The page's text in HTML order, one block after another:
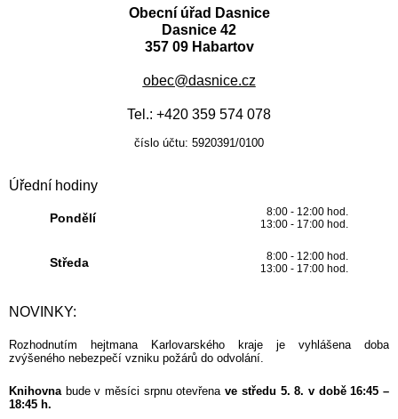
Obecní úřad Dasnice
Dasnice 42
357 09 Habartov
obec@dasnice.cz
Tel.: +420 359 574 078
číslo účtu: 5920391/0100
Úřední hodiny
Pondělí
8:00 - 12:00 hod.
13:00 - 17:00 hod.
Středa
8:00 - 12:00 hod.
13:00 - 17:00 hod.
NOVINKY:
Rozhodnutím hejtmana Karlovarského kraje je vyhlášena doba
zvýšeného nebezpečí vzniku požárů do odvolání.
Knihovnabude v měsíci srpnu otevřenave středu 5. 8. v době 16:45 –
18:45 h.